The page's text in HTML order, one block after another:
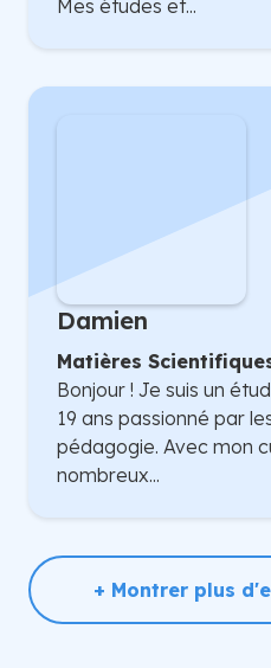
Mes études et...
Damien
Matières
Bonjour ! Je suis un
19 ans passionné par
pédagogie. Avec mon
nombreux...
+ Montrer plus